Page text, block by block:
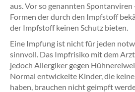
aus. Vor so genannten
Formen der durch den Impfstoff
der Impfstoff keinen Schutz bieten.
Eine Impfung ist nicht für jeden
sinnvoll. Das Impfrisiko mit dem
jedoch Allergiker gegen
Normal entwickelte Kinder, die
haben, brauchen nicht geimpft